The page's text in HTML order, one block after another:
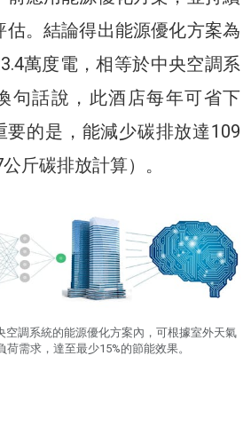
估。結論得出能源優化方案為
萬度電，相等於中央空調系
句話說，此酒店每年可省下
要的是，能減少碳排放達109
斤碳排放計算）。
空調系統的能源優化方案內，可根據室外天氣
荷需求，達至最少15%的節能效果。